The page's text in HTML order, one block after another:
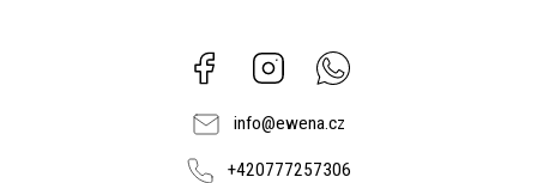
Facebook Instagram
info@ewena.cz
+420777257306